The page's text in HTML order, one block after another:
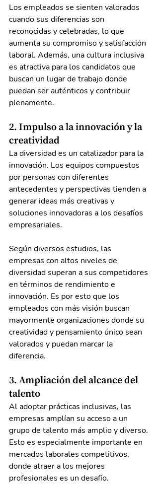
Los empleados se sienten valorados
cuando sus diferencias son
reconocidas y celebradas, lo que
aumenta su compromiso y satisfacción
laboral. Además, una cultura inclusiva
es atractiva para los candidatos que
buscan un lugar de trabajo donde
puedan ser auténticos y contribuir
plenamente.
2. Impulso a la innovación y la
creatividad
La diversidad es un catalizador para la
innovación. Los equipos compuestos
por personas con diferentes
antecedentes y perspectivas tienden a
generar ideas más creativas y
soluciones innovadoras a los desafíos
empresariales.
Según diversos estudios, las
empresas con altos niveles de
diversidad superan a sus competidores
en términos de rendimiento e
innovación. Es por esto que los
empleados con más visión buscan
mayormente organizaciones donde su
creatividad y pensamiento único sean
valorados y puedan marcar la
diferencia.
3. Ampliación del alcance del
talento
Al adoptar prácticas inclusivas, las
empresas amplían su acceso a un
grupo de talento más amplio y diverso.
Esto es especialmente importante en
mercados laborales competitivos,
donde atraer a los mejores
profesionales es un desafío.